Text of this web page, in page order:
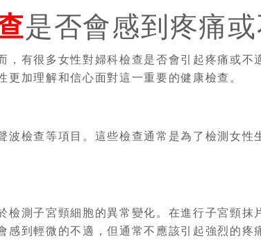
是否會感到疼痛或
，有很多女性對婦科檢查是否會引起疼痛或不
加理解和信心面對這一重要的健康檢查。
波檢查等項目。這些檢查通常是為了檢測女性
檢測子宮頸細胞的異常變化。在進行子宮頸抹
到輕微的不適，但通常不應該引起強烈的疼